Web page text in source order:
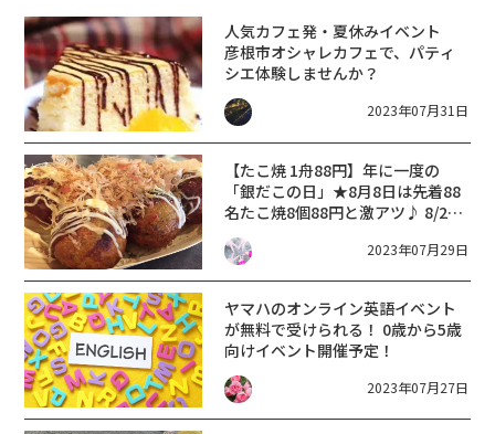
人気カフェ発・夏休みイベント
彦根市オシャレカフェで、パティ
シエ体験しませんか？
2023年07月31日
【たこ焼 1舟88円】年に一度の
「銀だこの日」★8月8日は先着88
名たこ焼8個88円と激アツ♪ 8/2〜
6も銀だこ祭りでお得☆
2023年07月29日
ヤマハのオンライン英語イベント
が無料で受けられる！ 0歳から5歳
向けイベント開催予定！
2023年07月27日